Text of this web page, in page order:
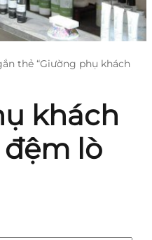
thẻ “Giường phụ khách
khách
đệm lò